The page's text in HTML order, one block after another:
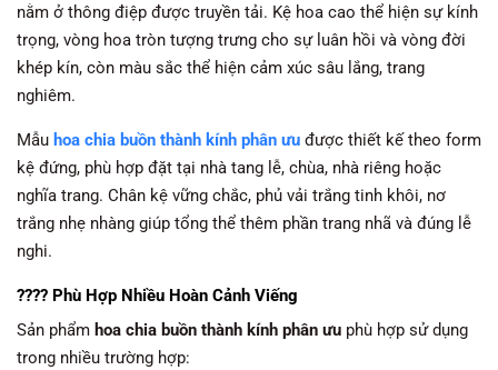
nằm ở thông điệp được truyền tải. Kệ hoa cao thể hiện sự kính
trọng, vòng hoa tròn tượng trưng cho sự luân hồi và vòng đời
khép kín, còn màu sắc thể hiện cảm xúc sâu lắng, trang
nghiêm.
Mẫu hoa chia buồn thành kính phân ưu được thiết kế theo form
kệ đứng, phù hợp đặt tại nhà tang lễ, chùa, nhà riêng hoặc
nghĩa trang. Chân kệ vững chắc, phủ vải trắng tinh khôi, nơ
trắng nhẹ nhàng giúp tổng thể thêm phần trang nhã và đúng lễ
nghi.
???? Phù Hợp Nhiều Hoàn Cảnh Viếng
Sản phẩm hoa chia buồn thành kính phân ưu phù hợp sử dụng
trong nhiều trường hợp: